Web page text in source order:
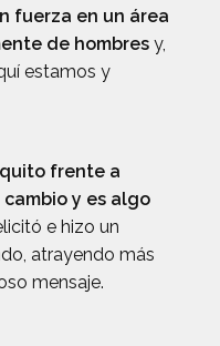
fuerza en un área
de hombres y,
estamos y
frente a
y es algo
e hizo un
atrayendo más
mensaje.